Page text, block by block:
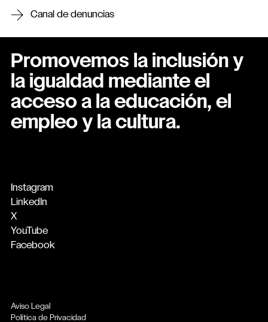
Canal de denuncias
Promovemos la inclusión y
la igualdad mediante el
acceso a la educación, el
empleo y la cultura.
Instagram
LinkedIn
X
YouTube
Facebook
Aviso Legal
Política de Privacidad